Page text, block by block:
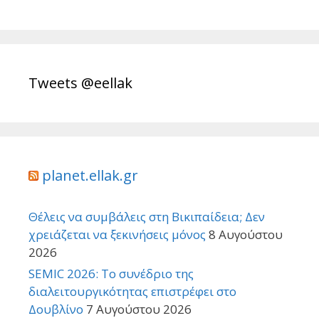
Tweets @eellak
planet.ellak.gr
Θέλεις να συμβάλεις στη Βικιπαίδεια; Δεν
χρειάζεται να ξεκινήσεις μόνος 8 Αυγούστου
2026
SEMIC 2026: Το συνέδριο της
διαλειτουργικότητας επιστρέφει στο
Δουβλίνο 7 Αυγούστου 2026